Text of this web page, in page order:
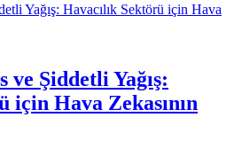
ve Şiddetli Yağış:
için Hava Zekasının